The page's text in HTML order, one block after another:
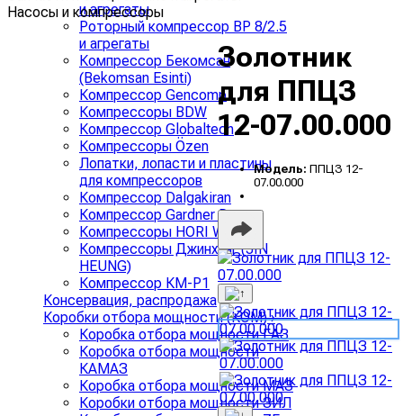
и агрегаты
Роторный компрессор ВР 8/2.5
и агрегаты
Компрессор Бекомсан
(Bekomsan Esinti)
Компрессор Gencomp
Компрессоры BDW
Компрессор Globaltech
Компрессоры Özen
Лопатки, лопасти и пластины
для компрессоров
Компрессор Dalgakiran
Компрессор Gardner Denver
Компрессоры HORI WING
Компрессоры Джинхунг (JIN
HEUNG)
Компрессор КМ-Р1
Консервация, распродажа
Коробки отбора мощности (КОМ)›
Коробка отбора мощности ГАЗ
Коробка отбора мощности
КАМАЗ
Коробка отбора мощности МАЗ
Коробки отбора мощности ЗИЛ
Насосы и компрессоры
Золотник
для ППЦЗ
12-07.00.000
Модель: ППЦЗ 12-
07.00.000